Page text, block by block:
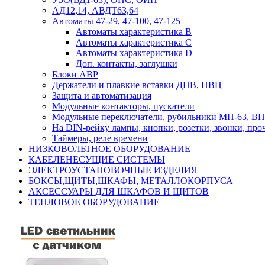
АД12,14, АВДТ63,64
Автоматы 47-29, 47-100, 47-125
Автоматы характеристика B
Автоматы характеристика C
Автоматы характеристика D
Доп. контакты, заглушки
Блоки АВР
Держатели и плавкие вставки ДПВ, ПВЦ
Защита и автоматизация
Модульные контакторы, пускатели
Модульные переключатели, рубильники МП-63,
На DIN-рейку лампы, кнопки, розетки, звонки,
Таймеры, реле времени
НИЗКОВОЛЬТНОЕ ОБОРУДОВАНИЕ
КАБЕЛЕНЕСУЩИЕ СИСТЕМЫ
ЭЛЕКТРОУСТАНОВОЧНЫЕ ИЗДЕЛИЯ
БОКСЫ,ЩИТЫ,ШКАФЫ, МЕТАЛЛОКОРПУСА
АКСЕССУАРЫ ДЛЯ ШКАФОВ И ЩИТОВ
ТЕПЛОВОЕ ОБОРУДОВАНИЕ